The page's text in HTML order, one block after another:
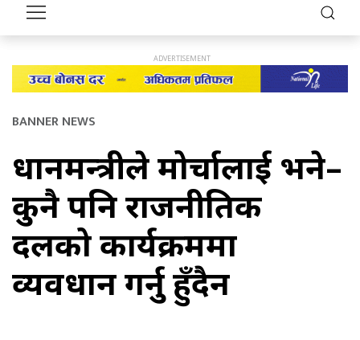
BANNER NEWS
प्रधानमन्त्रीले मोर्चालाई भने–
कुनै पनि राजनीतिक
दलको कार्यक्रममा
व्यवधान गर्नु हुँदैन